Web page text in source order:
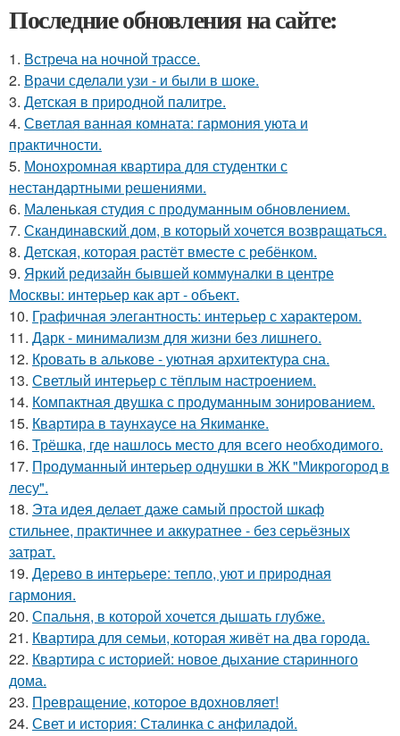
Последние обновления на сайте:
1. Встреча на ночной трассе.
2. Врачи сделали узи - и были в шоке.
3. Детская в природной палитре.
4. Светлая ванная комната: гармония уюта и
практичности.
5. Монохромная квартира для студентки с
нестандартными решениями.
6. Маленькая студия с продуманным обновлением.
7. Скандинавский дом, в который хочется возвращаться.
8. Детская, которая растёт вместе с ребёнком.
9. Яркий редизайн бывшей коммуналки в центре
Москвы: интерьер как арт - объект.
10. Графичная элегантность: интерьер с характером.
11. Дарк - минимализм для жизни без лишнего.
12. Кровать в алькове - уютная архитектура сна.
13. Светлый интерьер с тёплым настроением.
14. Компактная двушка с продуманным зонированием.
15. Квартира в таунхаусе на Якиманке.
16. Трёшка, где нашлось место для всего необходимого.
17. Продуманный интерьер однушки в ЖК "Микрогород в
лесу".
18. Эта идея делает даже самый простой шкаф
стильнее, практичнее и аккуратнее - без серьёзных
затрат.
19. Дерево в интерьере: тепло, уют и природная
гармония.
20. Спальня, в которой хочется дышать глубже.
21. Квартира для семьи, которая живёт на два города.
22. Квартира с историей: новое дыхание старинного
дома.
23. Превращение, которое вдохновляет!
24. Свет и история: Сталинка с анфиладой.